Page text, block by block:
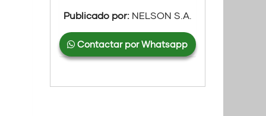
Publicado por:NELSON S.A.
Contactar por Whatsapp